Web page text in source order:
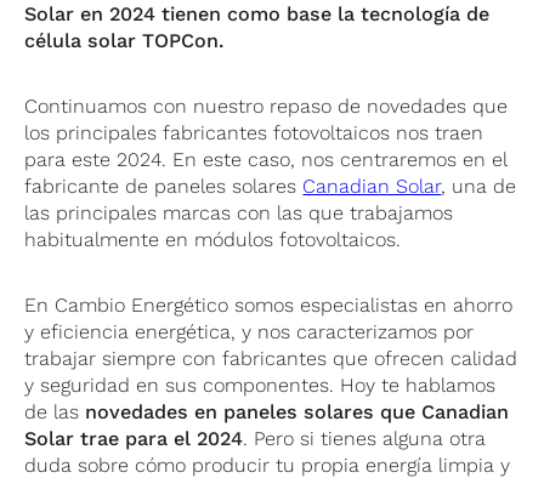
Solar en 2024 tienen como base la tecnología de
célula solar TOPCon.
Continuamos con nuestro repaso de novedades que
los principales fabricantes fotovoltaicos nos traen
para este 2024. En este caso, nos centraremos en el
fabricante de paneles solares Canadian Solar, una de
las principales marcas con las que trabajamos
habitualmente en módulos fotovoltaicos.
En Cambio Energético somos especialistas en ahorro
y eficiencia energética, y nos caracterizamos por
trabajar siempre con fabricantes que ofrecen calidad
y seguridad en sus componentes. Hoy te hablamos
de las novedades en paneles solares que Canadian
Solar trae para el 2024. Pero si tienes alguna otra
duda sobre cómo producir tu propia energía limpia y